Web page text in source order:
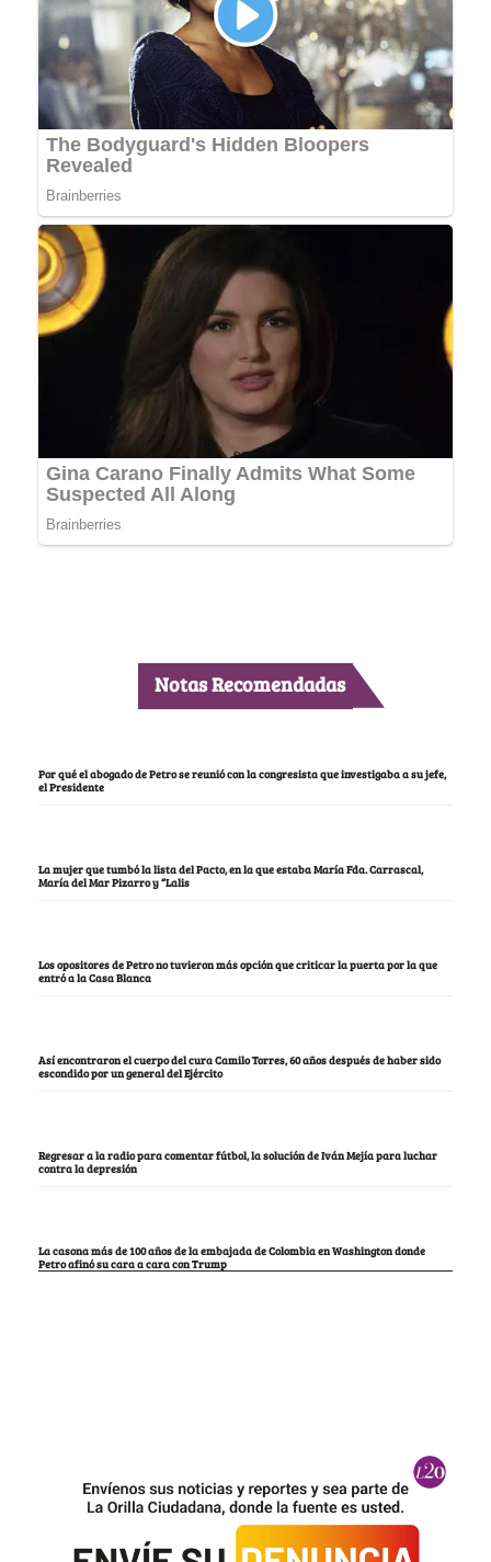
Notas Recomendadas
Por qué el abogado de Petro se reunió con la congresista que investigaba a su jefe,
el Presidente
La mujer que tumbó la lista del Pacto, en la que estaba María Fda. Carrascal,
María del Mar Pizarro y “Lalis
Los opositores de Petro no tuvieron más opción que criticar la puerta por la que
entró a la Casa Blanca
Así encontraron el cuerpo del cura Camilo Torres, 60 años después de haber sido
escondido por un general del Ejército
Regresar a la radio para comentar fútbol, la solución de Iván Mejía para luchar
contra la depresión
La casona más de 100 años de la embajada de Colombia en Washington donde
Petro afinó su cara a cara con Trump